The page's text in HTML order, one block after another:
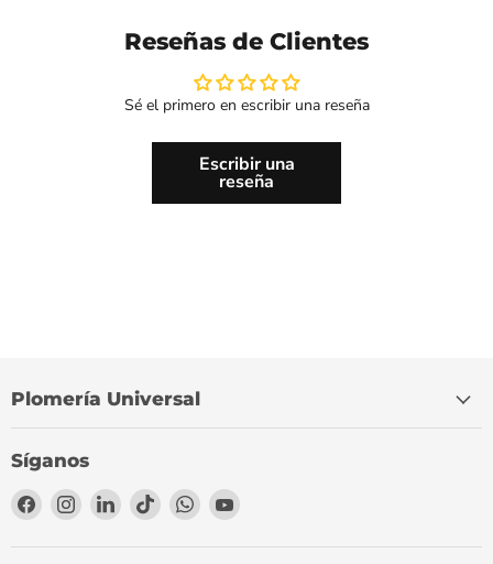
Reseñas de Clientes
Sé el primero en escribir una reseña
Escribir una
reseña
Plomería Universal
Síganos
Encuéntrenos
Facebook
Encuéntrenos
Instagram
Encuéntrenos
LinkedIn
Encuéntrenos
TikTok
Encuéntrenos
WhatsApp
Encuéntrenos
YouTube